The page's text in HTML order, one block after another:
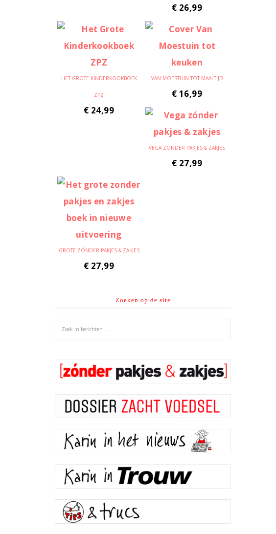
€ 26,99
HET GROTE KINDERKOOKBOEK
ZPZ
€ 24,99
VAN MOESTUIN TOT MAALTIJD
€ 16,99
VEGA ZÓNDER PAKJES & ZAKJES
€ 27,99
GROTE ZÓNDER PAKJES & ZAKJES
€ 27,99
Zoeken op de site